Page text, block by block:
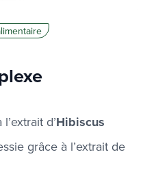
d’Hibiscus
grâce à l’extrait de